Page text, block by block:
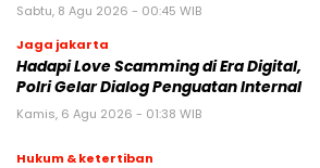
Sabtu, 8 Agu 2026 - 00:45 WIB
Jaga jakarta
Hadapi Love Scamming di Era Digital,
Polri Gelar Dialog Penguatan Internal
Kamis, 6 Agu 2026 - 01:38 WIB
Hukum & ketertiban